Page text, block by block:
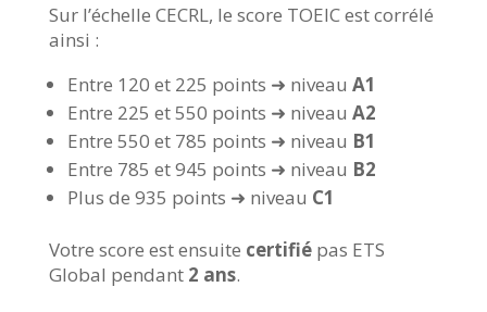
Sur l’échelle CECRL, le score TOEIC est corrélé
ainsi :
Entre 120 et 225 points ➜ niveau A1
Entre 225 et 550 points ➜ niveau A2
Entre 550 et 785 points ➜ niveau B1
Entre 785 et 945 points ➜ niveau B2
Plus de 935 points ➜ niveau C1
Votre score est ensuite certifiépas ETS
Global pendant 2 ans.